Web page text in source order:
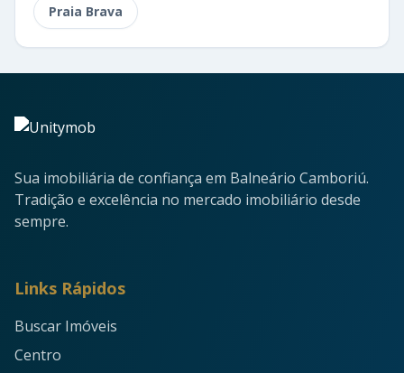
Praia Brava
Sua imobiliária de confiança em Balneário Camboriú.
Tradição e excelência no mercado imobiliário desde
sempre.
Links Rápidos
Buscar Imóveis
Centro